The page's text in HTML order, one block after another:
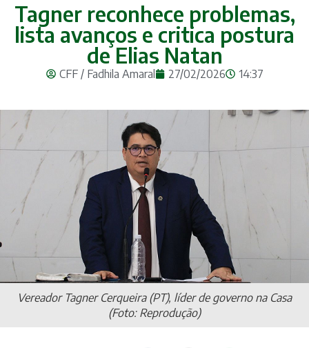
Tagner reconhece problemas,
lista avanços e critica postura
de Elias Natan
CFF / Fadhila Amaral 27/02/2026 14:37
Vereador Tagner Cerqueira (PT), líder de governo na Casa
(Foto: Reprodução)